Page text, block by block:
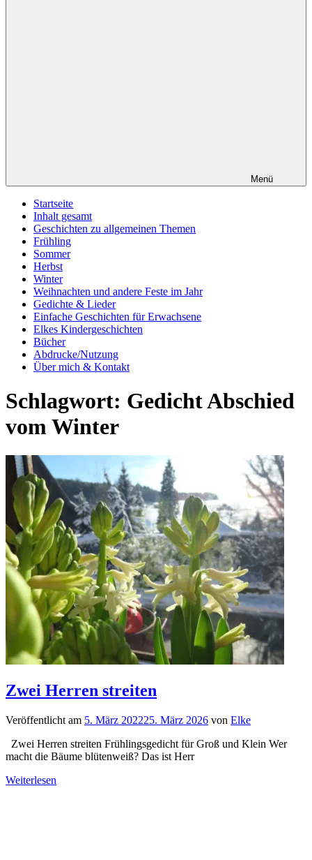
Menü
Startseite
Inhalt gesamt
Geschichten zu allgemeinen Themen
Frühling
Sommer
Herbst
Winter
Weihnachten und andere Feste im Jahr
Gedichte & Lieder
Einfache Geschichten für Erwachsene
Elkes Kindergeschichten
Bücher
Abdrucke/Nutzung
Über mich & Kontakt
Schlagwort: Gedicht Abschied
vom Winter
Zwei Herren streiten
Veröffentlicht am 5. März 202225. März 2026 von Elke
Zwei Herren streiten Frühlingsgedicht für Groß und Klein Wer
macht die Bäume blütenweiß? Das ist Herr
Weiterlesen